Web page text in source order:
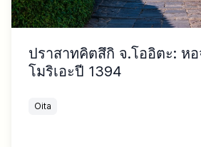
ปราสาทคิตสึกิ จ.โออิตะ: ห
โมริเอะปี 1394
Oita